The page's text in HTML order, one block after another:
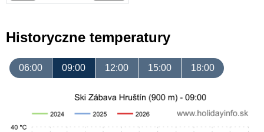
Historyczne temperatury
06:00 09:00 12:00 15:00 18:00